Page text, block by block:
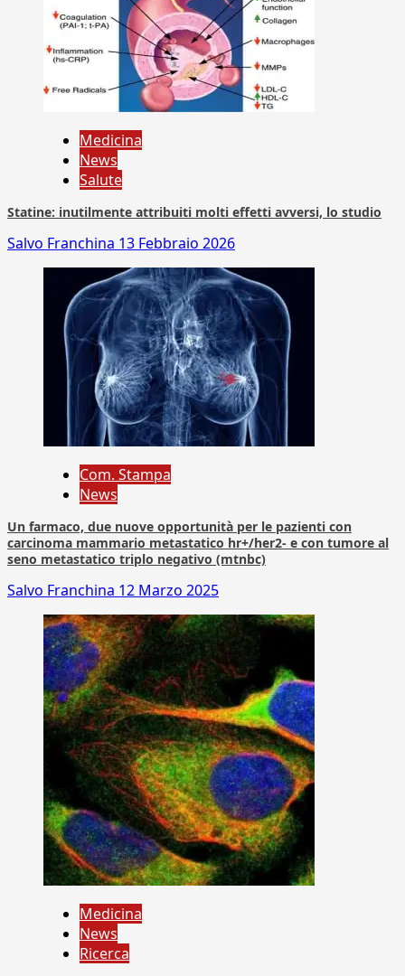
Medicina
News
Salute
Statine: inutilmente attribuiti molti effetti avversi, lo studio
Salvo Franchina 13 Febbraio 2026
Com. Stampa
News
Un farmaco, due nuove opportunità per le pazienti con
carcinoma mammario metastatico hr+/her2- e con tumore al
seno metastatico triplo negativo (mtnbc)
Salvo Franchina 12 Marzo 2025
Medicina
News
Ricerca